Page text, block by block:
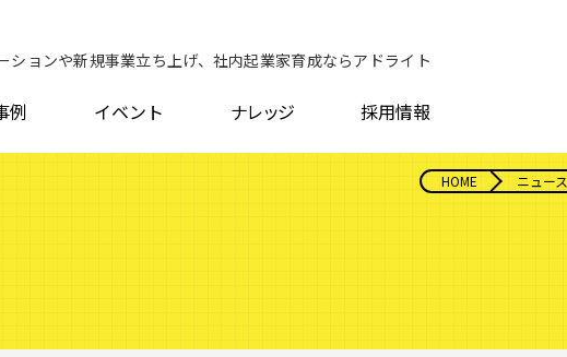
ションや新規事業立ち上げ、社内起業家育成ならアドライト
例 イベント ナレッジ 採用情報
HOME ニュース